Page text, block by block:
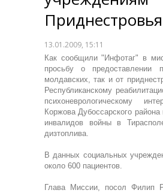
Приднестровья
13.01.2009, 15:11
Как сообщили "Инфотаг" в
просьбу о предоставлении
молдавских, так и от
Республиканскому
психоневрологическому
Коржова Дубоссарского
инвалидов войны в
дизтоплива.
В данных социальных
около 600 пациентов.
Глава Миссии, посол Филип